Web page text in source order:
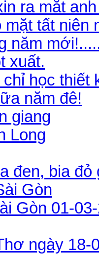
ra mắt
mặt tất niên
năm
xuất.
học thiết
năm đê!
giang
Long
đen, bia đỏ
Gòn
Gòn 01-
ngày 18-